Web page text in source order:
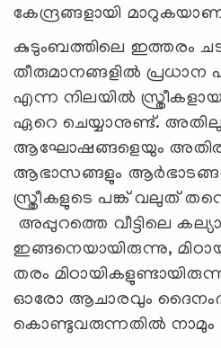
കേന്ദ്രങ്ങളായി
കുടുംബത്തിലെ ഇത്തരം
തീരുമാനങ്ങളില്‍ പ്രധാന
എന്ന നിലയില്‍
ഏറെ ചെയ്യാനുണ്ട്.
ആഘോഷങ്ങളെയും
ആഭാസങ്ങളും
സ്ത്രീകളുടെ പങ്ക് വലുത്
അപ്പുറത്തെ വീട്ടിലെ
ഇങ്ങനെയായിരുന്നു,
തരം
ഓരോ ആചാരവും
കൊണ്ടുവരുന്നതില്‍ നാമും